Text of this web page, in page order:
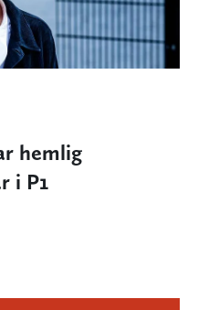
hemlig
i P1